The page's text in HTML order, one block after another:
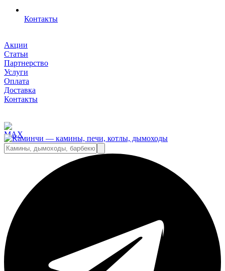
Контакты
Акции
Статьи
Партнерство
Услуги
Оплата
Доставка
Контакты